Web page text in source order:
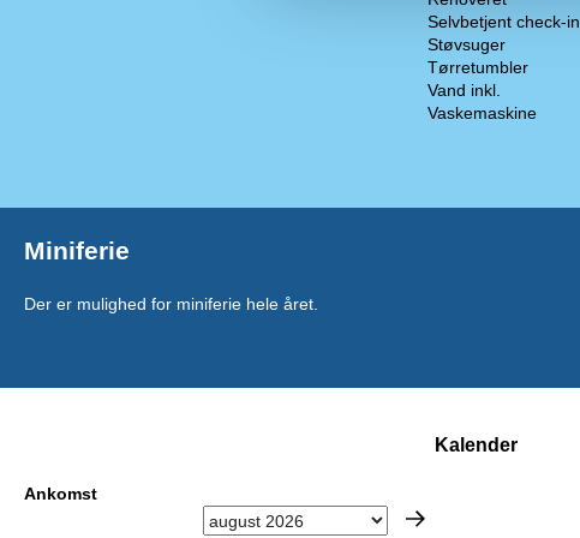
Selvbetjent check-in
Støvsuger
Tørretumbler
Vand inkl.
Vaskemaskine
Miniferie
Der er mulighed for miniferie hele året.
Kalender
Ankomst